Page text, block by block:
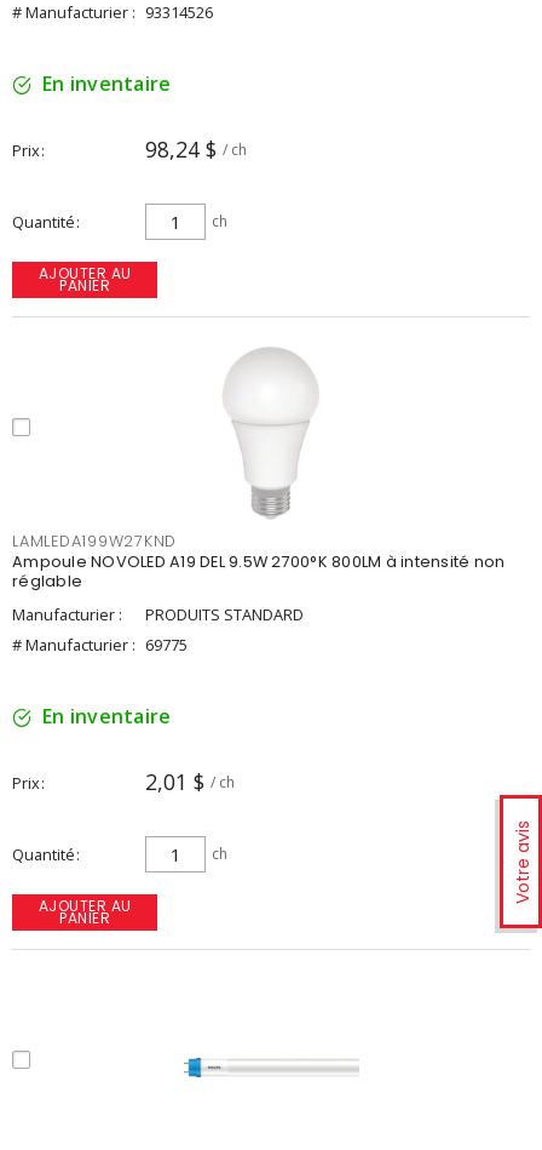
Votre avis
# Manufacturier : 93314526
En inventaire
Prix 98,24 $ / ch
Quantité ch
AJOUTER AU
PANIER
LAMLEDA199W27KND
Ampoule NOVOLED A19 DEL 9.5W 2700°K 800LM à intensité non
réglable
Manufacturier :
PRODUITS STANDARD
# Manufacturier : 69775
En inventaire
Prix 2,01 $ / ch
Quantité ch
AJOUTER AU
PANIER